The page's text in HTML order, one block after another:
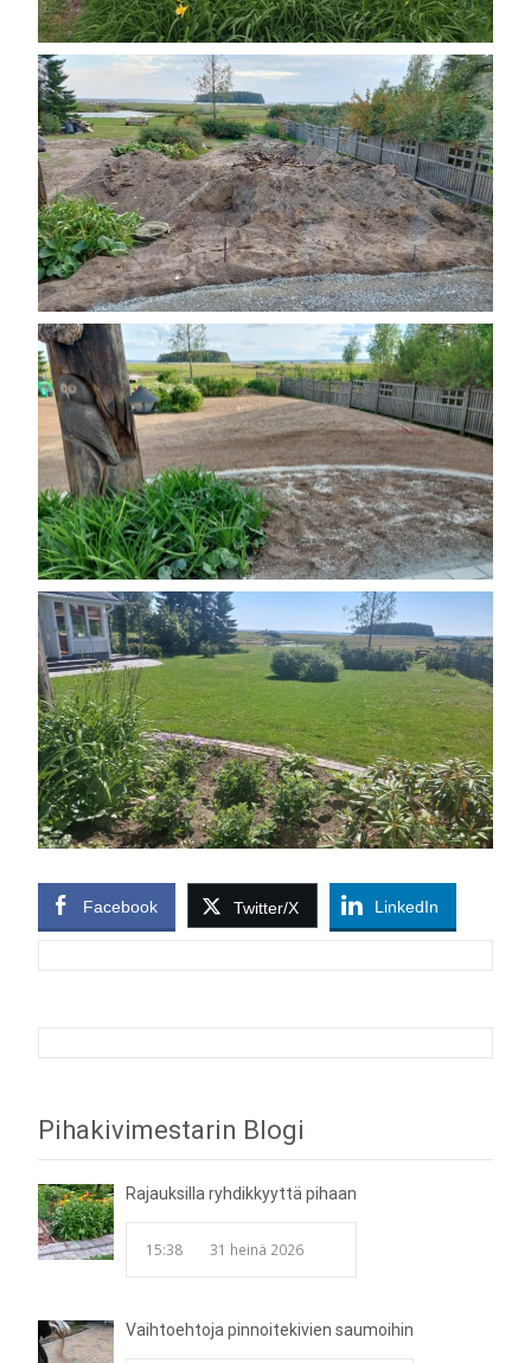
Facebook Twitter/X LinkedIn
Post
navigation
Pihakivimestarin Blogi
Rajauksilla ryhdikkyyttä pihaan
15:38 31 heinä 2026
Vaihtoehtoja pinnoitekivien saumoihin